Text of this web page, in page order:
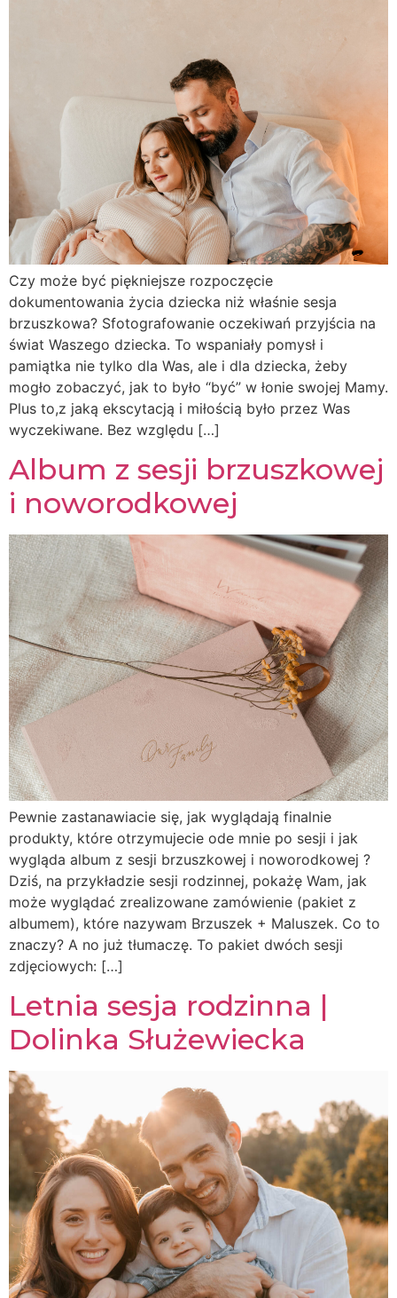
Czy może być piękniejsze rozpoczęcie
dokumentowania życia dziecka niż właśnie sesja
brzuszkowa? Sfotografowanie oczekiwań przyjścia na
świat Waszego dziecka. To wspaniały pomysł i
pamiątka nie tylko dla Was, ale i dla dziecka, żeby
mogło zobaczyć, jak to było “być” w łonie swojej Mamy.
Plus to,z jaką ekscytacją i miłością było przez Was
wyczekiwane. Bez względu […]
Album z sesji brzuszkowej
i noworodkowej
Pewnie zastanawiacie się, jak wyglądają finalnie
produkty, które otrzymujecie ode mnie po sesji i jak
wygląda album z sesji brzuszkowej i noworodkowej ?
Dziś, na przykładzie sesji rodzinnej, pokażę Wam, jak
może wyglądać zrealizowane zamówienie (pakiet z
albumem), które nazywam Brzuszek + Maluszek. Co to
znaczy? A no już tłumaczę. To pakiet dwóch sesji
zdjęciowych: […]
Letnia sesja rodzinna |
Dolinka Służewiecka